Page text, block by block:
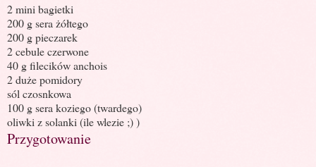
2 mini bagietki
200 g sera żółtego
200 g pieczarek
2 cebule czerwone
40 g filecików anchois
2 duże pomidory
sól czosnkowa
100 g sera koziego (twardego)
oliwki z solanki (ile wlezie ;) )
Przygotowanie